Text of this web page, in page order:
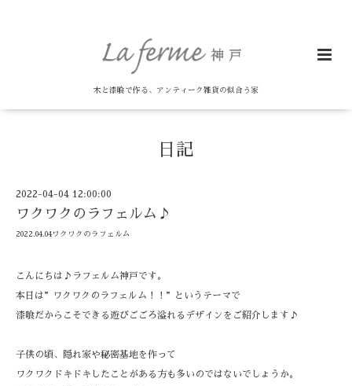
木と漆喰で作る、アンティーク雑貨の似合う家
日記
2022-04-04 12:00:00
ワクワクのラフェルム♪
2022.04.04ワクワクのラフェルム
こんにちは♪ラフェルム神戸です。
本日は”ワクワクのラフェルム！！”というテーマで
漆喰だからこそできる遊びごごろ溢れるデザインをご紹介します♪
子供の頃、隠れ家や秘密基地を作って
ワクワクドキドキしたことがある方も多いのではないでしょうか。